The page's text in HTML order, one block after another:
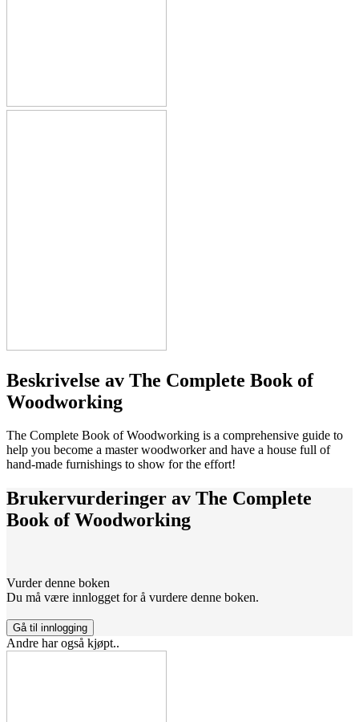
Beskrivelse av The Complete Book of
Woodworking
The Complete Book of Woodworking is a comprehensive guide to
help you become a master woodworker and have a house full of
hand-made furnishings to show for the effort!
Brukervurderinger av The Complete
Book of Woodworking
Vurder denne boken
Du må være innlogget for å vurdere denne boken.
Gå til innlogging
Andre har også kjøpt..